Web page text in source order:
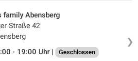
❯
family Abensberg
Straße 42
- 19:00 Uhr |
Geschlossen